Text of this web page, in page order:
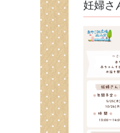
妊婦さ